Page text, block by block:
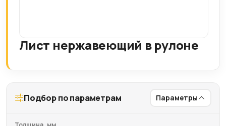
Лист нержавеющий в рулоне
Подбор по параметрам Параметры